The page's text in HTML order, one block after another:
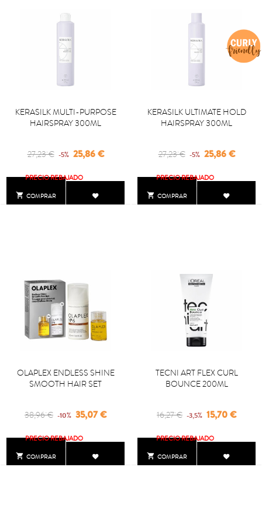
PRECIO REBAJADO
 COMPRAR
KERASILK MULTI-PURPOSE
HAIRSPRAY 300ML
Regular
27,23 € -5% Precio
25,86 €
PRECIO REBAJADO
 COMPRAR
KERASILK ULTIMATE HOLD
HAIRSPRAY 300ML
Regular
27,23 € -5% Precio
25,86 €
PRECIO REBAJADO
 COMPRAR
OLAPLEX ENDLESS SHINE
SMOOTH HAIR SET
Regular
38,96 € -10% Precio
35,07 €
PRECIO REBAJADO
 COMPRAR
TECNI ART FLEX CURL
BOUNCE 200ML
Regular
16,27 € -3,5% Precio
15,70 €